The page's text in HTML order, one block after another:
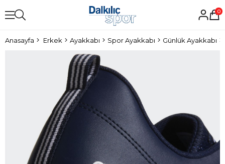
0
Anasayfa Erkek Ayakkabı Spor Ayakkabı Günlük Ayakkabı